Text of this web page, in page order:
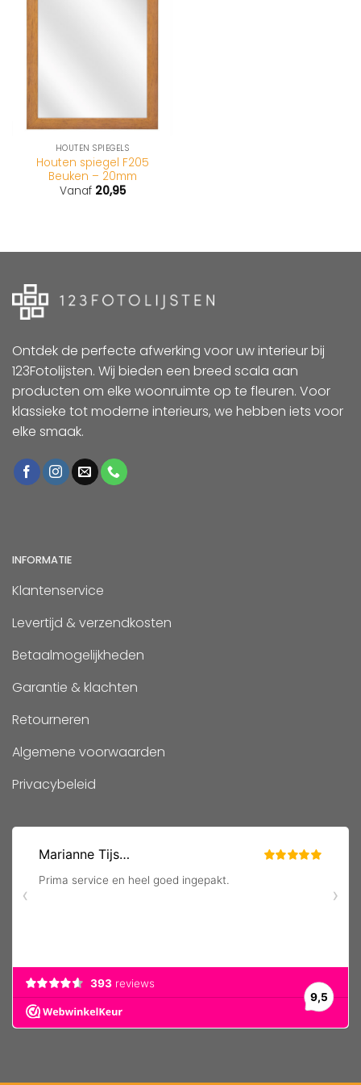
HOUTEN SPIEGELS
Houten spiegel F205
Beuken – 20mm
Vanaf 20,95
Ontdek de perfecte afwerking voor uw interieur bij
123Fotolijsten. Wij bieden een breed scala aan
producten om elke woonruimte op te fleuren. Voor
klassieke tot moderne interieurs, we hebben iets voor
elke smaak.
INFORMATIE
Klantenservice
Levertijd & verzendkosten
Betaalmogelijkheden
Garantie & klachten
Retourneren
Algemene voorwaarden
Privacybeleid